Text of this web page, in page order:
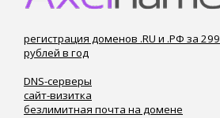
регистрация доменов .RU и .РФ за 299
рублей в год
DNS-серверы
сайт-визитка
безлимитная почта на домене